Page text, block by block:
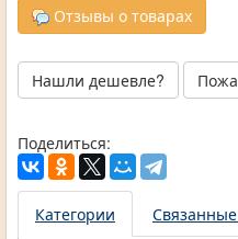
Отзывы о товарах
Нашли дешевле?
Поделиться:
Категории
Связанные